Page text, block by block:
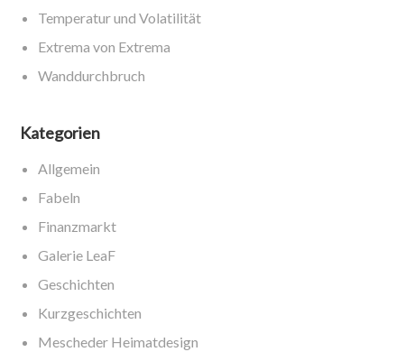
Temperatur und Volatilität
Extrema von Extrema
Wanddurchbruch
Kategorien
Allgemein
Fabeln
Finanzmarkt
Galerie LeaF
Geschichten
Kurzgeschichten
Mescheder Heimatdesign